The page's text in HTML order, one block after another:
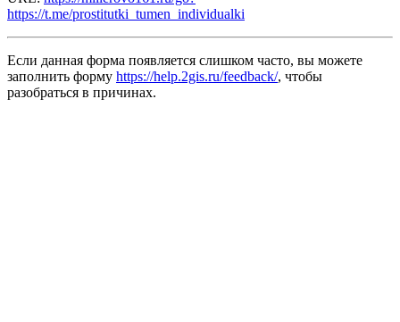
https://t.me/prostitutki_tumen_individualki
Если данная форма появляется слишком часто, вы можете
заполнить форму https://help.2gis.ru/feedback/, чтобы
разобраться в причинах.